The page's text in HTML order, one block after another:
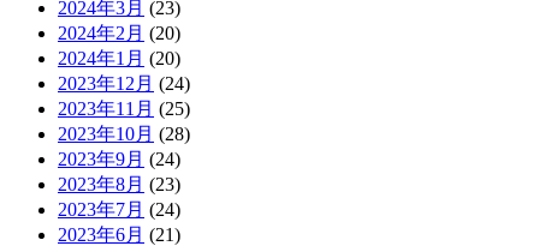
2024年3月 (23)
2024年2月 (20)
2024年1月 (20)
2023年12月 (24)
2023年11月 (25)
2023年10月 (28)
2023年9月 (24)
2023年8月 (23)
2023年7月 (24)
2023年6月 (21)